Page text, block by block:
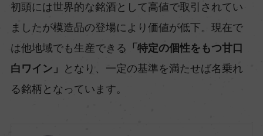
初頭には世界的な銘酒として高値で取引されてい
ましたが模造品の登場により価値が低下。現在で
は他地域でも生産できる 「特定の個性をもつ甘口
白ワイン」
となり、一定の基準を満たせば名乗れ
る銘柄となっています。